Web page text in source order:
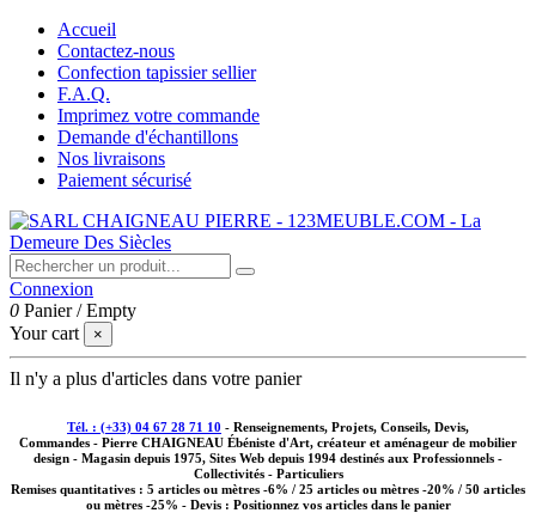
Accueil
Contactez-nous
Confection tapissier sellier
F.A.Q.
Imprimez votre commande
Demande d'échantillons
Nos livraisons
Paiement sécurisé
Connexion
0 Panier /Empty
Your cart
×
Il n'y a plus d'articles dans votre panier
Tél. : (+33) 04 67 28 71 10 - Renseignements, Projets, Conseils, Devis,
Commandes - Pierre CHAIGNEAU Ébéniste d'Art, créateur et aménageur de mobilier
design - Magasin depuis 1975, Sites Web depuis 1994 destinés aux Professionnels -
Collectivités - Particuliers
Remises quantitatives : 5 articles ou mètres -6% / 25 articles ou mètres -20% / 50 articles
ou mètres -25% - Devis : Positionnez vos articles dans le panier